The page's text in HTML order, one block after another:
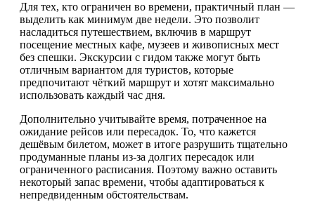
Для тех, кто ограничен во времени, практичный план —
выделить как минимум две недели. Это позволит
насладиться путешествием, включив в маршрут
посещение местных кафе, музеев и живописных мест
без спешки. Экскурсии с гидом также могут быть
отличным вариантом для туристов, которые
предпочитают чёткий маршрут и хотят максимально
использовать каждый час дня.
Дополнительно учитывайте время, потраченное на
ожидание рейсов или пересадок. То, что кажется
дешёвым билетом, может в итоге разрушить тщательно
продуманные планы из-за долгих пересадок или
ограниченного расписания. Поэтому важно оставить
некоторый запас времени, чтобы адаптироваться к
непредвиденным обстоятельствам.